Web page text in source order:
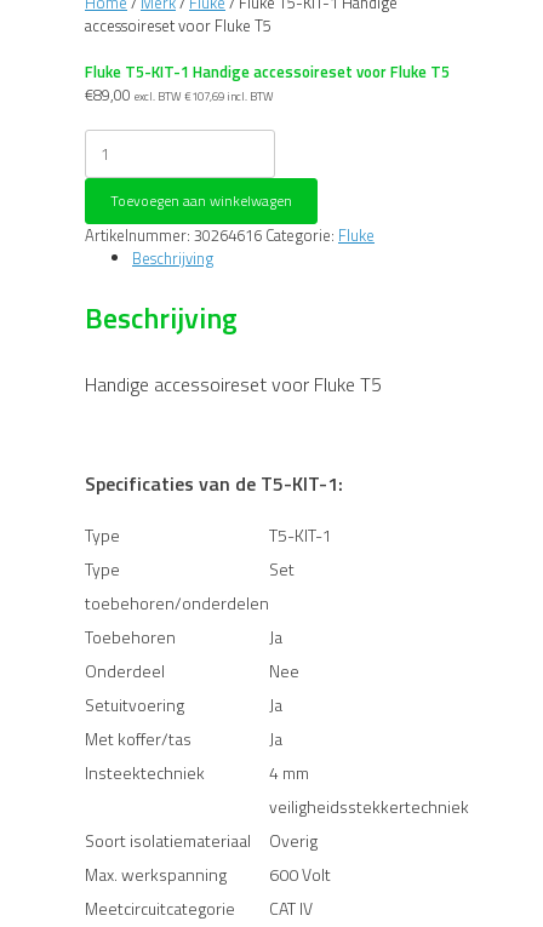
accessoireset voor Fluke T5
Fluke T5-KIT-1 Handige accessoireset voor Fluke T5
€89,00 excl. BTW €107,69 incl. BTW
Fluke
T5-
KIT-
Handige
accessoireset
T5
Toevoegen aan winkelwagen
Artikelnummer: 30264616 Categorie: Fluke
Beschrijving
Beschrijving
Handige accessoireset voor Fluke T5
Specificaties van de T5-KIT-1:
Type
T5-KIT-1
Type
toebehoren/onderdelen
Set
Toebehoren
Ja
Onderdeel
Nee
Setuitvoering
Ja
Met koffer/tas
Ja
Insteektechniek
4 mm
veiligheidsstekkertechniek
Soort isolatiemateriaal
Overig
Max. werkspanning
600 Volt
Meetcircuitcategorie
CAT IV